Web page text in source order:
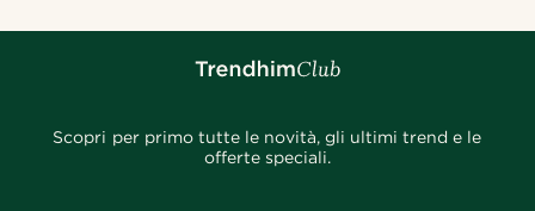
Scopri per primo tutte le novità, gli ultimi trend e le
offerte speciali.